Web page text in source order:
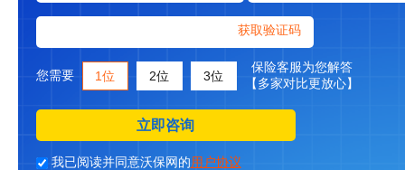
获取验证码
您需要 1位 2位 3位
保险客服为您解答
【多家对比更放心】
立即咨询
我已阅读并同意沃保网的用户协议